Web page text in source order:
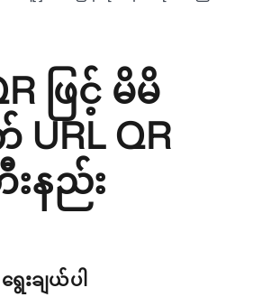
ဖြင့် မိမိ
QR
နည်း
းချယ်ပါ